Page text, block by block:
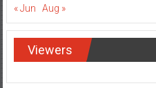
« Jun Aug »
Viewers